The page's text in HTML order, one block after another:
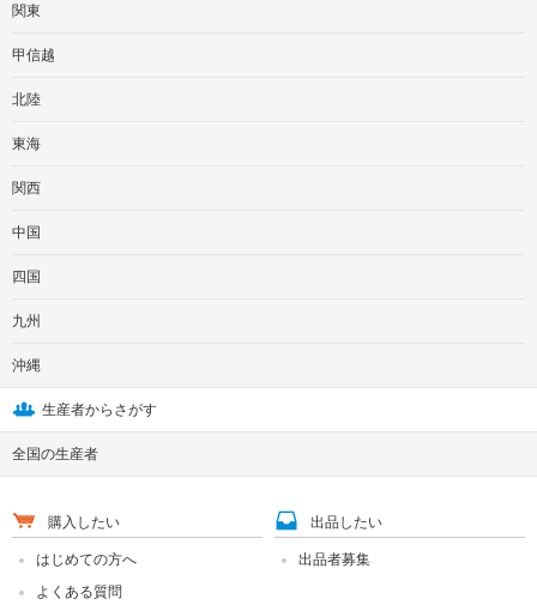
関東
甲信越
北陸
東海
関西
中国
四国
九州
沖縄
生産者からさがす
全国の生産者
購入したい
はじめての方へ
よくある質問
出品したい
出品者募集